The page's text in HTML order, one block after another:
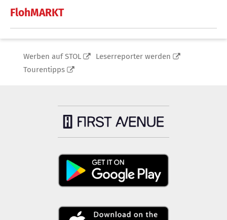
FlohMARKT
Werben auf STOL
Leserreporter werden
Tourentipps